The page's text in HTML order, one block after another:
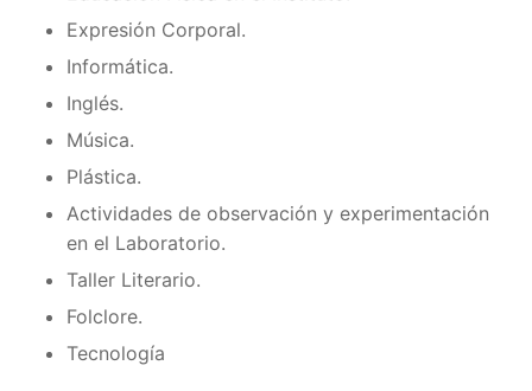
Expresión Corporal.
Informática.
Inglés.
Música.
Plástica.
Actividades de observación y experimentación
en el Laboratorio.
Taller Literario.
Folclore.
Tecnología